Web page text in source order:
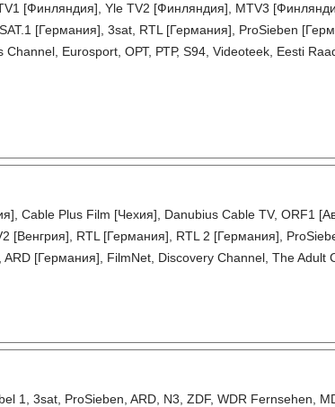
[Финляндия], Yle TV2 [Финляндия], MTV3
[Германия], 3sat, RTL [Германия], ProSieben
Eurosport, ОРТ, РТР, S94, Videoteek, Eesti
Cable Plus Film [Чехия], Danubius Cable TV, ORF1
RTL [Германия], RTL 2 [Германия],
[Германия], FilmNet, Discovery Channel, The Adult
1, 3sat, ProSieben, ARD, N3, ZDF, WDR Fernsehen,